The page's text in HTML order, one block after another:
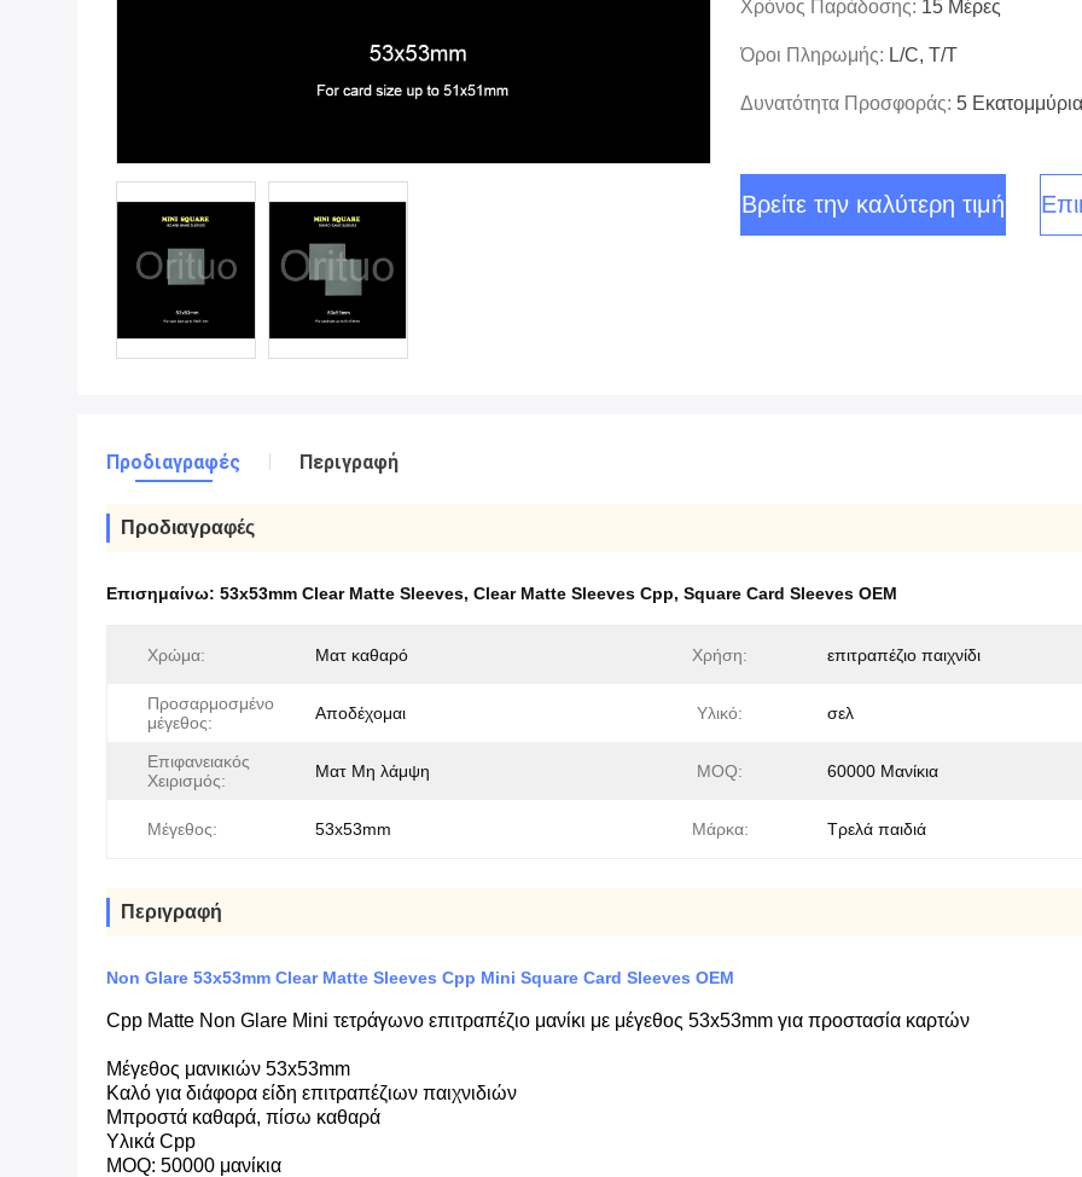
Χρόνος Παράδοσης: 15 Μέρες
Όροι Πληρωμής: L/C, T/T
Δυνατότητα Προσφοράς: 5
Βρείτε την καλύτερη τιμή
Προδιαγραφές Περιγραφή
Προδιαγραφές
Επισημαίνω: 53x53mm Clear Matte Sleeves, Clear Matte Sleeves Cpp, Square Card Sleeves OEM
Χρώμα: Ματ καθαρό Χρήση: επιτραπέζιο παιχνίδι
Προσαρμοσμένο
μέγεθος:
Αποδέχομαι Υλικό: σελ
Επιφανειακός
Χειρισμός:
Ματ Μη λάμψη MOQ: 60000 Μανίκια
Μέγεθος: 53x53mm Μάρκα: Τρελά παιδιά
Περιγραφή
Non Glare 53x53mm Clear Matte Sleeves Cpp Mini Square Card Sleeves OEM
Cpp Matte Non Glare Mini τετράγωνο επιτραπέζιο μανίκι με μέγεθος 53x53mm για προστασία καρτών
Μέγεθος μανικιών 53x53mm
Καλό για διάφορα είδη επιτραπέζιων παιχνιδιών
Μπροστά καθαρά, πίσω καθαρά
Υλικά Cpp
MOQ: 50000 μανίκια